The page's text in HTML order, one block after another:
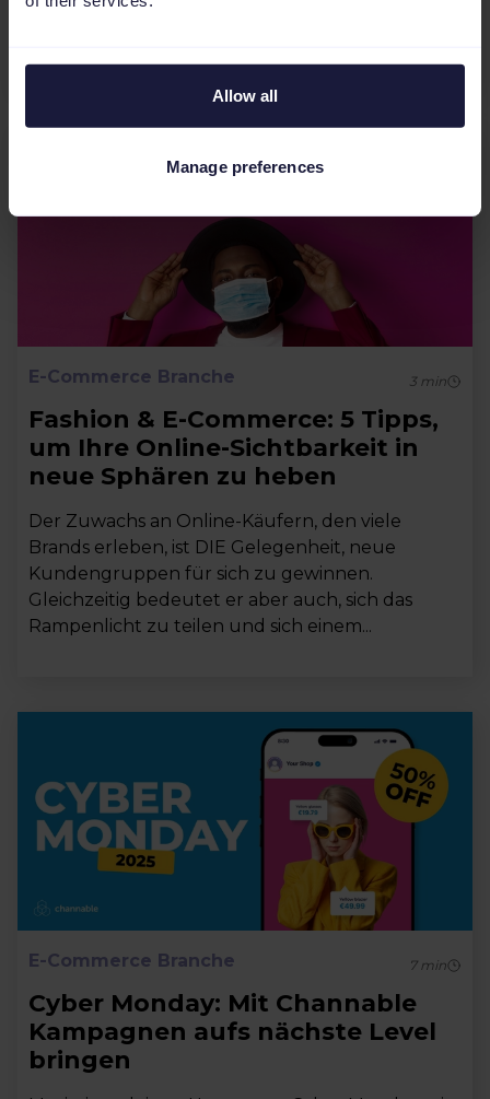
Allow all
Manage preferences
E-Commerce Branche 3min
Fashion & E-Commerce: 5 Tipps,
um Ihre Online-Sichtbarkeit in
neue Sphären zu heben
Der Zuwachs an Online-Käufern, den viele
Brands erleben, ist DIE Gelegenheit, neue
Kundengruppen für sich zu gewinnen.
Gleichzeitig bedeutet er aber auch, sich das
Rampenlicht zu teilen und sich einem...
E-Commerce Branche 7min
Cyber Monday: Mit Channable
Kampagnen aufs nächste Level
bringen